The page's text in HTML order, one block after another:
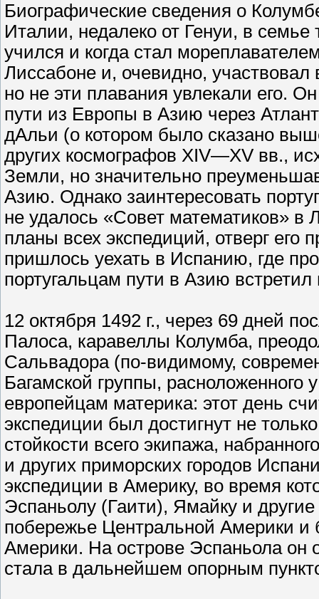
Биографические сведения о
Италии, недалеко от Генуи, в семье
учился и когда стал
Лиссабоне и, очевидно, участвовал
но не эти плавания увлекали его.
пути из Европы в Азию через
дАльи (о котором было сказано
других космографов XIV—XV вв.,
Земли, но значительно
Азию. Однако заинтересовать
не удалось «Совет математиков»
планы всех экспедиций, отверг его
пришлось уехать в Испанию, где
португальцам пути в Азию
12 октября 1492 г., через 69 дней
Палоса, каравеллы Колумба,
Сальвадора (по-видимому,
Багамской группы, расноложенного
европейцам материка: этот день
экспедиции был достигнут не
стойкости всего экипажа,
и других приморских городов
экспедиции в Америку, во время
Эспаньолу (Гаити), Ямайку и
побережье Центральной Америки
Америки. На острове Эспаньола он
стала в дальнейшем опорным